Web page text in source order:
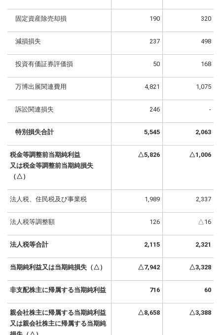
固定資産除売却損 190 320
減損損失 237 498
投資有価証券評価損 50 168
万博出展関連費用 4,821 1,075
訴訟関連損失 246 -
特別損失合計 5,545 2,063
税金等調整前当期純利益
又は税金等調整前当期純損失
（△）
△5,826 △1,006
法人税、住民税及び事業税 1,989 2,337
法人税等調整額 126 △16
法人税等合計 2,115 2,321
当期純利益又は当期純損失（△） △7,942 △3,328
非支配株主に帰属する当期純利益 716 60
親会社株主に帰属する当期純利益
又は親会社株主に帰属する当期純
△8,658 △3,388